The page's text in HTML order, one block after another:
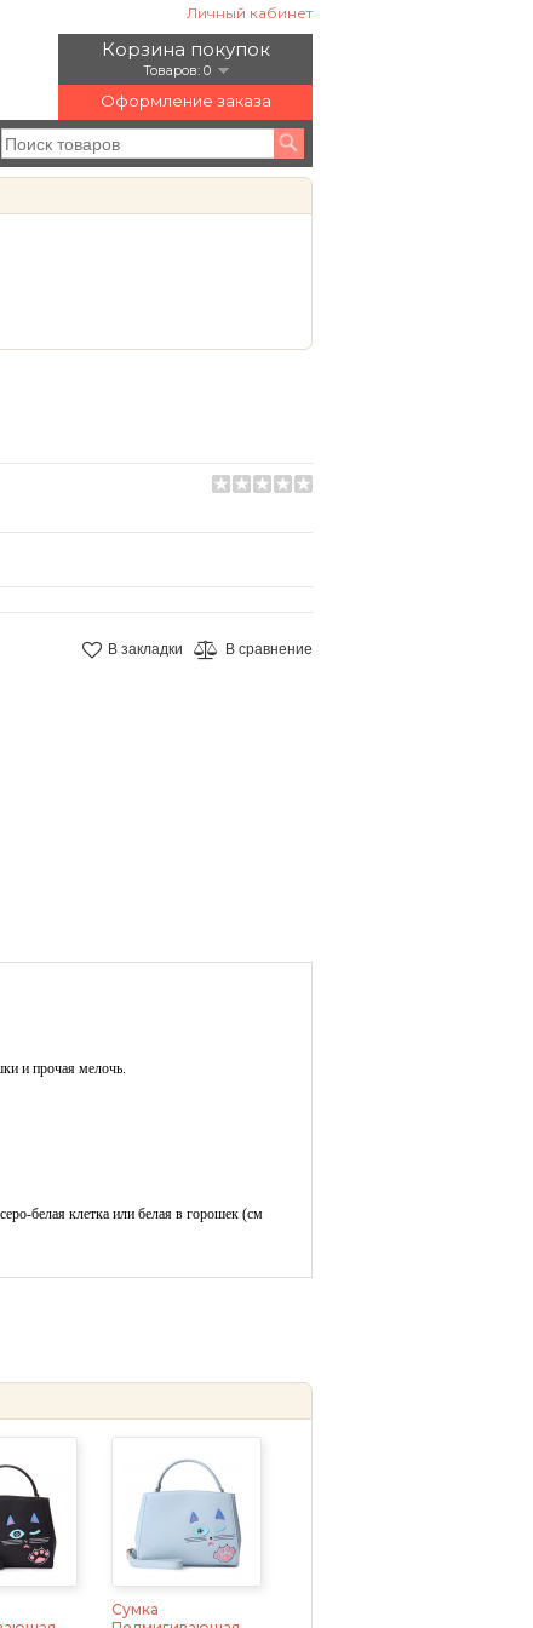
Личный кабинет
Корзина покупок
Товаров: 0
Оформление заказа
В закладки В сравнение
и прочая мелочь.
белая клетка или белая в горошек (см
Сумка